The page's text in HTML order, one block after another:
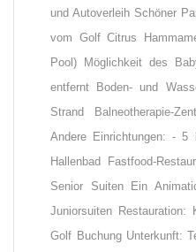
und Autoverleih Schöner
vom Golf Citrus
Pool) Möglichkeit des
entfernt Boden- und
Strand Balneotherapie-
Andere Einrichtungen: - 5
Hallenbad Fastfood-
Senior Suiten Ein
Juniorsuiten Restauration:
Golf Buchung Unterkunft: